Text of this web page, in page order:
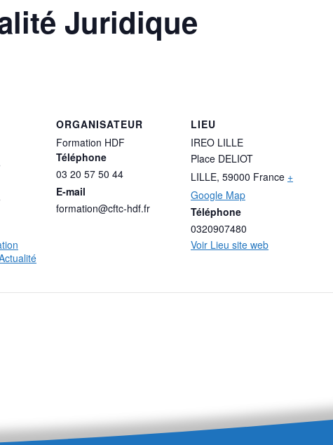
Juridique
ORGANISATEUR
Formation HDF
Téléphone
03 20 57 50 44
E-mail
formation@cftc-hdf.fr
LIEU
IREO LILLE
Place DELIOT
LILLE, 59000 France +
Google Map
Téléphone
0320907480
Voir Lieu site web